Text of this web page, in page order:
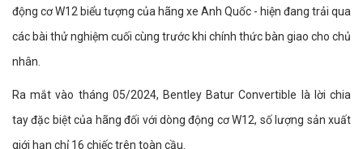
động cơ W12 biểu tượng của hãng xe Anh Quốc - hiện đang trải qua
các bài thử nghiệm cuối cùng trước khi chính thức bàn giao cho chủ
nhân.
Ra mắt vào tháng 05/2024, Bentley Batur Convertible là lời chia
tay đặc biệt của hãng đối với dòng động cơ W12, số lượng sản xuất
giới hạn chỉ 16 chiếc trên toàn cầu.